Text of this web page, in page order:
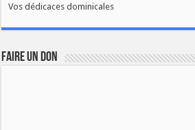
Vos dédicaces dominicales
FAIRE UN DON